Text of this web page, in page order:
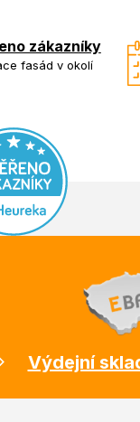
zákazníky
fasád v okolí
Výdejní